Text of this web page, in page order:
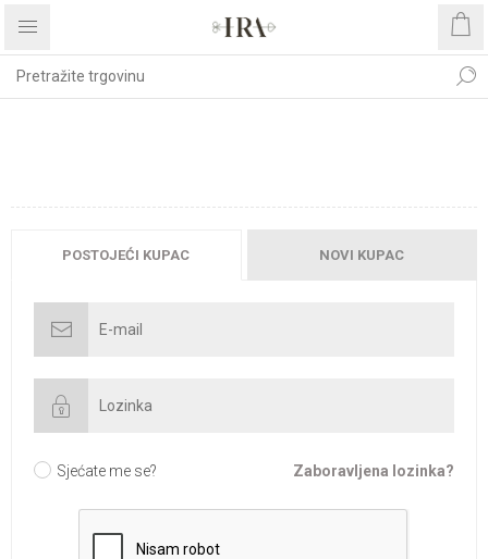
POSTOJEĆI KUPAC NOVI KUPAC
Sjećate me se? Zaboravljena lozinka?